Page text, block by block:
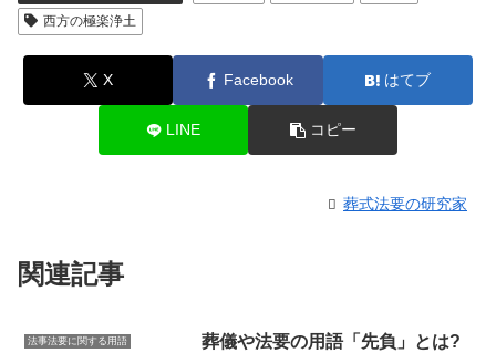
西方の極楽浄土
X Facebook はてブ
LINE コピー
葬式法要の研究家
関連記事
法事法要に関する用語 葬儀や法要の用語「先負」とは?